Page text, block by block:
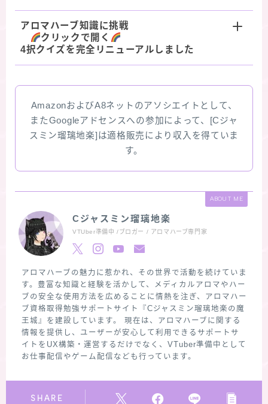
アロマハーブ知識に挑戦
クリックで開く
4択クイズを完全リニューアルしました
AmazonおよびA8ネットのアソシエイトとして、
またGoogleアドセンスへの参加によって、[Cジャ
スミン瑠璃地楽]は適格販売により収入を得ていま
す。
ABOUT ME
Cジャスミン瑠璃地楽
VTUber準備中 /ブロガー / アロマハーブ専門家
アロマハーブの魅力に惹かれ、その世界で活動を続けていま
す。豊富な知識と経験を活かして、メディカルアロマやハー
ブの安全な使用方法を広めることに情熱を注ぎ、アロマハー
ブ資格取得勉強サポートサイト『Cジャスミン瑠璃地楽の魔
王城』を建設しています。 現在は、アロマハーブに関する
情報を提供し、ユーザーが安心して利用できるサポートサ
イトをUX構築・運営するだけでなく、VTuber準備中として
お仕事配信やゲーム配信なども行っています。
SHARE